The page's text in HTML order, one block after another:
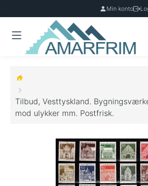
Min konto
Tilbud, Vesttyskland.
mod ulykker mm. Postfrisk.